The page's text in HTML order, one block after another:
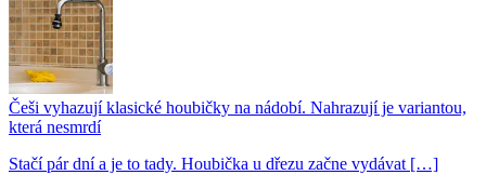
Češi vyhazují klasické houbičky na nádobí. Nahrazují je variantou,
která nesmrdí
Stačí pár dní a je to tady. Houbička u dřezu začne vydávat […]